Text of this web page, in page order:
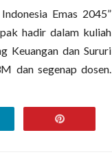
Emas 2045”
hadir dalam kuliah
Keuangan dan Sururi
dan segenap dosen.